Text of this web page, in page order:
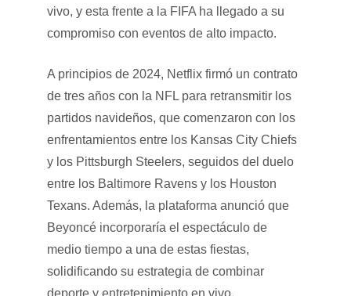
vivo, y esta frente a la FIFA ha llegado a su
compromiso con eventos de alto impacto.
A principios de 2024, Netflix firmó un contrato
de tres años con la NFL para retransmitir los
partidos navideños, que comenzaron con los
enfrentamientos entre los Kansas City Chiefs
y los Pittsburgh Steelers, seguidos del duelo
entre los Baltimore Ravens y los Houston
Texans. Además, la plataforma anunció que
Beyoncé incorporaría el espectáculo de
medio tiempo a una de estas fiestas,
solidificando su estrategia de combinar
deporte y entretenimiento en vivo.